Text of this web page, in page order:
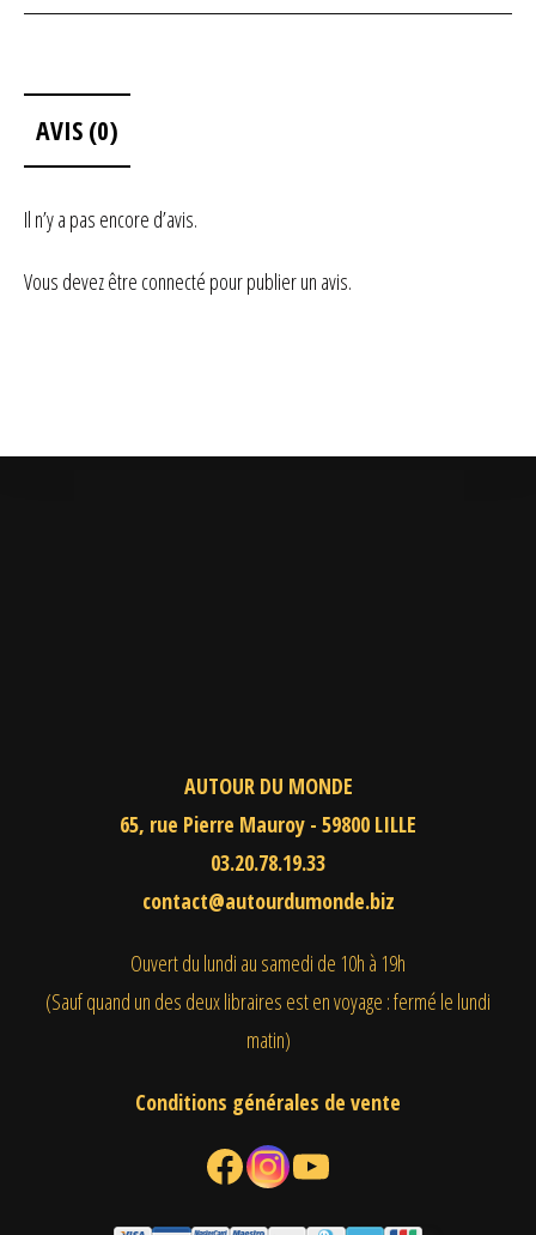
AVIS (0)
Il n’y a pas encore d’avis.
Vous devez être connecté pour publier un avis.
AUTOUR DU MONDE
65, rue Pierre Mauroy - 59800 LILLE
03.20.78.19.33
contact@autourdumonde.biz
Ouvert du lundi au samedi de 10h à 19h
(Sauf quand un des deux libraires est en voyage : fermé le lundi
matin)
Conditions générales de vente
Facebook Instagram YouTube